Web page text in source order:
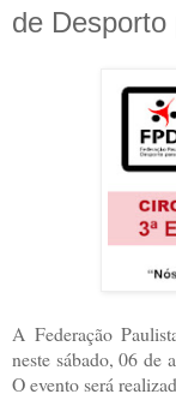
de Desporto
A Federação
neste sábado, 06 de
O evento será